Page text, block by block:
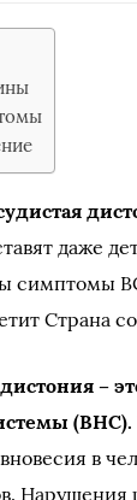
даже
симптомы
Страна
–
(ВНС).
в